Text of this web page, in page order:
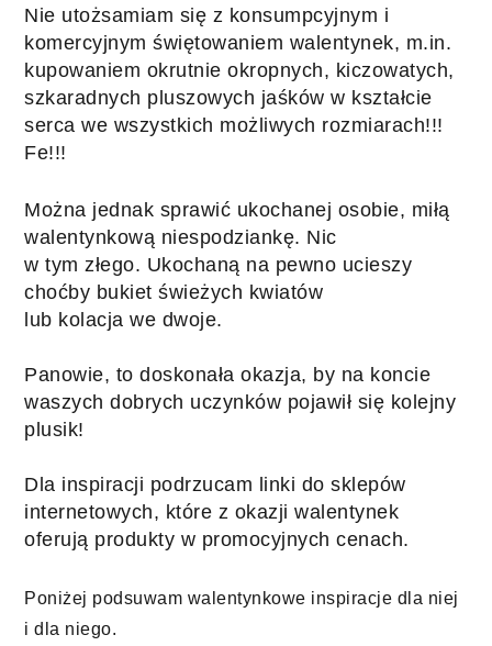
Nie utożsamiam się z konsumpcyjnym i
komercyjnym świętowaniem walentynek, m.in.
kupowaniem okrutnie okropnych, kiczowatych,
szkaradnych pluszowych jaśków w kształcie
serca we wszystkich możliwych rozmiarach!!!
Fe!!!
Można jednak sprawić ukochanej osobie, miłą
walentynkową niespodziankę. Nic
w tym złego. Ukochaną na pewno ucieszy
choćby bukiet świeżych kwiatów
lub kolacja we dwoje.
Panowie, to doskonała okazja, by na koncie
waszych dobrych uczynków pojawił się kolejny
plusik!
Dla inspiracji podrzucam linki do sklepów
internetowych, które z okazji walentynek
oferują produkty w promocyjnych cenach.
Poniżej podsuwam walentynkowe inspiracje dla niej
i dla niego.